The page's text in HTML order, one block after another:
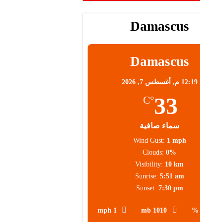
Damascus
Damascus
12:19 م, أغسطس 7, 2026
33
°C
سماء صافية
1010 mb
1 mph
Wind Gust: 1 mph
Clouds: 0%
Visibility: 10 km
Sunrise: 5:51 am
Sunset: 7:30 pm